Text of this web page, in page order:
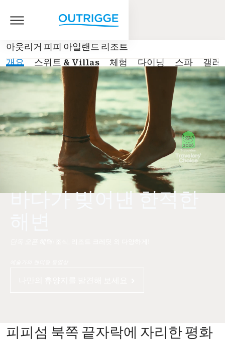
아웃리거 피피 아일랜드 리조트
개요
스위트 & Villas 체험 다이닝 스파 갤러
바다가 빚어낸 한적한
피피섬 북쪽 끝자락에 자리한 평화